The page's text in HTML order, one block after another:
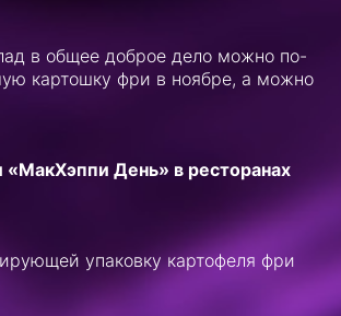
в общее доброе дело можно по-
картошку фри в ноябре, а можно
«МакХэппи День» в ресторанах
упаковку картофеля фри